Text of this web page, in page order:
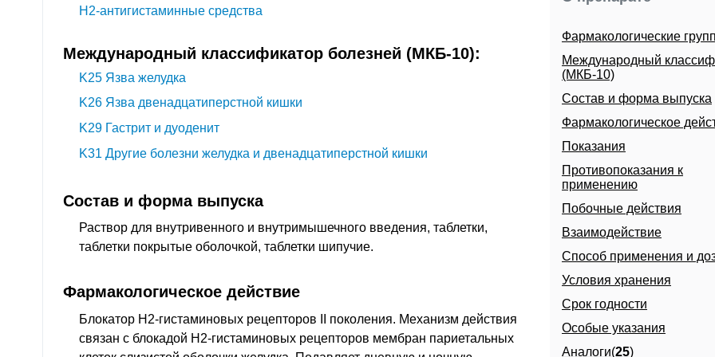
H2-антигистаминные средства
Международный классификатор болезней (МКБ-10):
K25 Язва желудка
K26 Язва двенадцатиперстной кишки
K29 Гастрит и дуоденит
K31 Другие болезни желудка и двенадцатиперстной кишки
Состав и форма выпуска
Раствор для внутривенного и внутримышечного введения, таблетки,
таблетки покрытые оболочкой, таблетки шипучие.
Фармакологическое действие
Блокатор H2-гистаминовых рецепторов II поколения. Механизм действия
связан с блокадой H2-гистаминовых рецепторов мембран париетальных
Фармакологические
Международный
(МКБ-10)
Состав и форма выпуска
Фармакологическое
Показания
Противопоказания к
применению
Побочные действия
Взаимодействие
Способ применения и
Условия хранения
Срок годности
Особые указания
Аналоги(25)